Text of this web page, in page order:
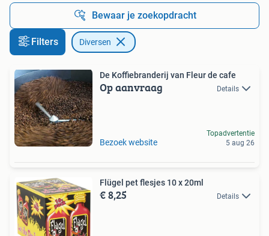
Bewaar je zoekopdracht
Filters Diversen
De Koffiebranderij van Fleur de cafe
Op aanvraag Details
Bezoek website
Topadvertentie
5 aug 26
Flügel pet flesjes 10 x 20ml
€ 8,25 Details